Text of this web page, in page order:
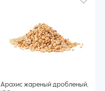
Арахис жареный дробленый,